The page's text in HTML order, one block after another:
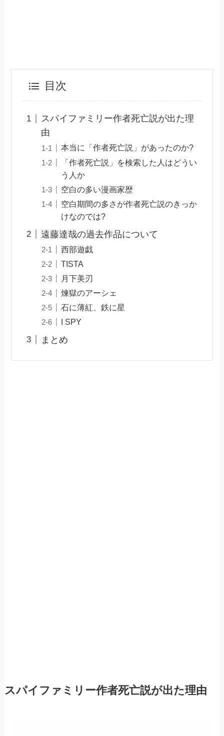
目次
スパイファミリー作者死亡説が出た理
由
本当に「作者死亡説」があったのか?
「作者死亡説」を検索した人はどうい
う人か
空白の多い漫画家歴
空白期間の多さが作者死亡説のきっか
けなのでは?
遠藤達哉の過去作品について
西部遊戯
TISTA
月下美刃
煉獄のアーシェ
石に薄紅、鉄に星
I SPY
まとめ
スパイファミリー作者死亡説が出た理由